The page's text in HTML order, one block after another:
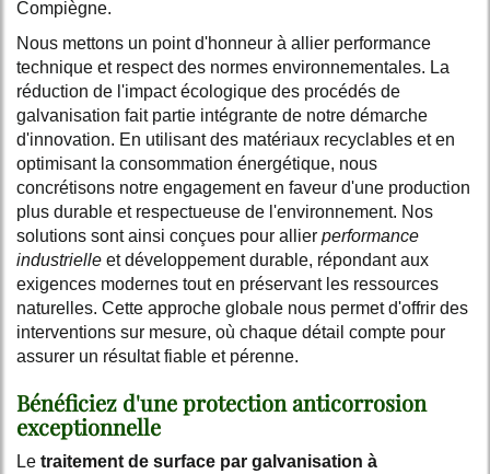
Compiègne.
Nous mettons un point d'honneur à allier performance
technique et respect des normes environnementales. La
réduction de l'impact écologique des procédés de
galvanisation fait partie intégrante de notre démarche
d'innovation. En utilisant des matériaux recyclables et en
optimisant la consommation énergétique, nous
concrétisons notre engagement en faveur d'une production
plus durable et respectueuse de l'environnement. Nos
solutions sont ainsi conçues pour allier performance
industrielle et développement durable, répondant aux
exigences modernes tout en préservant les ressources
naturelles. Cette approche globale nous permet d'offrir des
interventions sur mesure, où chaque détail compte pour
assurer un résultat fiable et pérenne.
Bénéficiez d'une protection anticorrosion
exceptionnelle
Le traitement de surface par galvanisation à